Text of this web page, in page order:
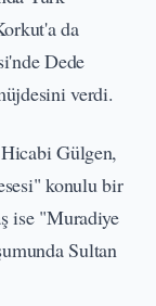
da
Dede
verdi.
Hicabi Gülgen,
konulu bir
ise "Muradiye
Sultan